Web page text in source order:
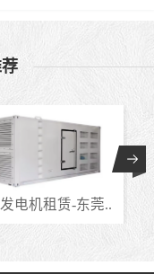
电机租赁-东莞..